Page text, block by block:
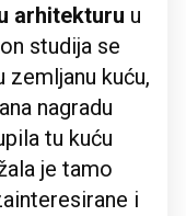
arhitekturu u
studija se
zemljanu kuću,
nagradu
tu kuću
je tamo
i